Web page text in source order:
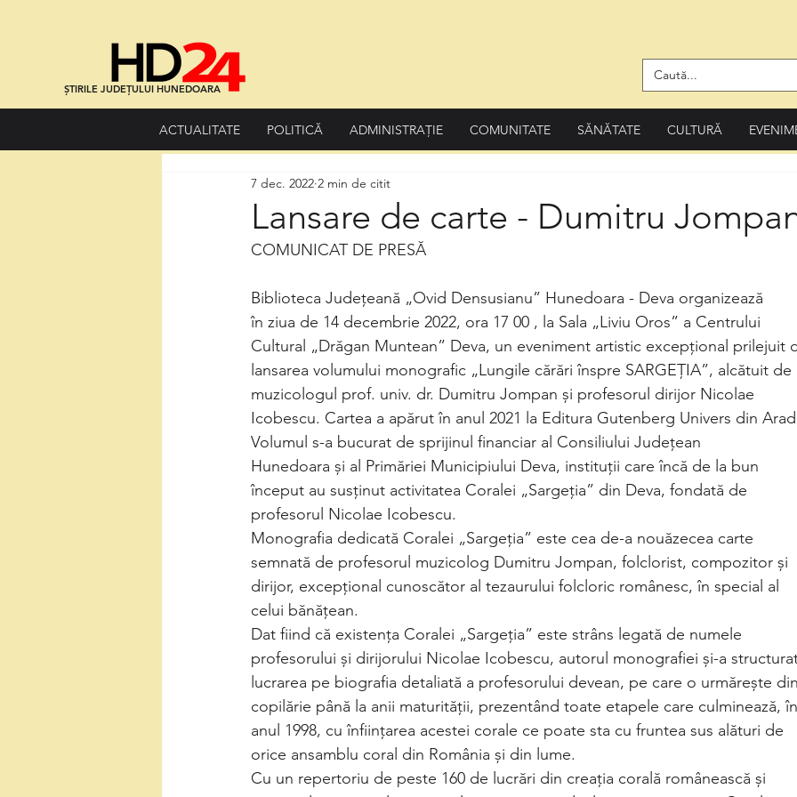
ȘTIRILE JUDEȚULUI HUNEDOARA
ACTUALITATE POLITICĂ ADMINISTRAȚIE COMUNITATE SĂNĂTATE CULTURĂ
Lansare de carte - Dumitru
7 dec. 2022 2 min de citit
COMUNICAT DE PRESĂ
Biblioteca Județeană „Ovid Densusianu” Hunedoara - Deva organizează
în ziua de 14 decembrie 2022, ora 17 00 , la Sala „Liviu Oros” a Centrului
Cultural „Drăgan Muntean” Deva, un eveniment artistic excepțional prilejuit
lansarea volumului monografic „Lungile cărări înspre SARGEȚIA”, alcătuit de
muzicologul prof. univ. dr. Dumitru Jompan și profesorul dirijor Nicolae
Icobescu. Cartea a apărut în anul 2021 la Editura Gutenberg Univers din
Volumul s-a bucurat de sprijinul financiar al Consiliului Județean
Hunedoara și al Primăriei Municipiului Deva, instituții care încă de la bun
început au susținut activitatea Coralei „Sargeția” din Deva, fondată de
profesorul Nicolae Icobescu.
Monografia dedicată Coralei „Sargeția” este cea de-a nouăzecea carte
semnată de profesorul muzicolog Dumitru Jompan, folclorist, compozitor și
dirijor, excepțional cunoscător al tezaurului folcloric românesc, în special al
celui bănățean.
Dat fiind că existența Coralei „Sargeția” este strâns legată de numele
profesorului și dirijorului Nicolae Icobescu, autorul monografiei și-a
lucrarea pe biografia detaliată a profesorului devean, pe care o urmărește din
copilărie până la anii maturității, prezentând toate etapele care culminează, în
anul 1998, cu înființarea acestei corale ce poate sta cu fruntea sus alături de
orice ansamblu coral din România și din lume.
Cu un repertoriu de peste 160 de lucrări din creația corală românească și